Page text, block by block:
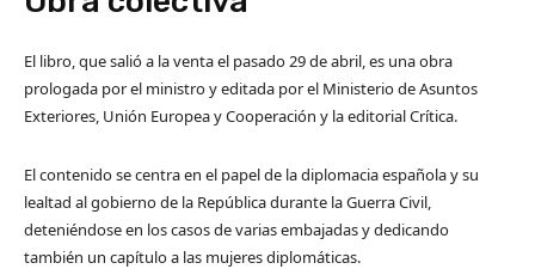
El libro, que salió a la venta el pasado 29 de abril, es una obra
prologada por el ministro y editada por el Ministerio de Asuntos
Exteriores, Unión Europea y Cooperación y la editorial Crítica.
El contenido se centra en el papel de la diplomacia española y su
lealtad al gobierno de la República durante la Guerra Civil,
deteniéndose en los casos de varias embajadas y dedicando
también un capítulo a las mujeres diplomáticas.